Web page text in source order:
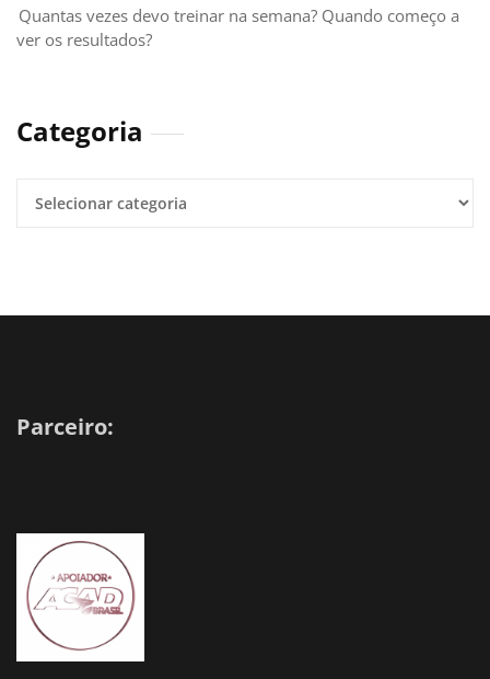
Quantas vezes devo treinar na semana? Quando começo a
ver os resultados?
Categoria
Parceiro: